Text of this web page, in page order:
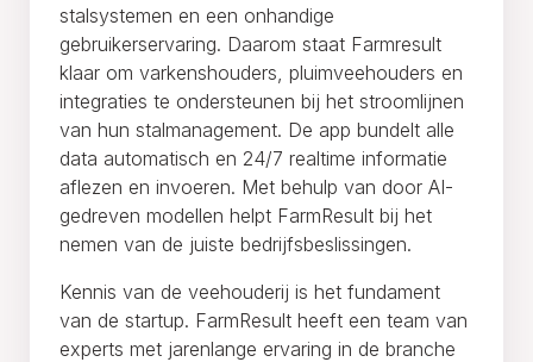
stalsystemen en een onhandige
gebruikerservaring. Daarom staat Farmresult
klaar om varkenshouders, pluimveehouders en
integraties te ondersteunen bij het stroomlijnen
van hun stalmanagement. De app bundelt alle
data automatisch en 24/7 realtime informatie
aflezen en invoeren. Met behulp van door AI-
gedreven modellen helpt FarmResult bij het
nemen van de juiste bedrijfsbeslissingen.
Kennis van de veehouderij is het fundament
van de startup. FarmResult heeft een team van
experts met jarenlange ervaring in de branche